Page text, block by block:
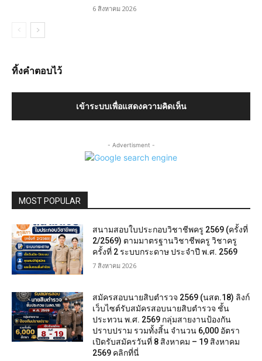
6 สิงหาคม 2026
ทิ้งคำตอบไว้
เข้าระบบเพื่อแสดงความคิดเห็น
- Advertisment -
MOST POPULAR
สนามสอบใบประกอบวิชาชีพครู 2569 (ครั้งที่
2/2569) ตามมาตรฐานวิชาชีพครู วิชาครู
ครั้งที่ 2 ระบบกระดาษ ประจำปี พ.ศ. 2569
7 สิงหาคม 2026
สมัครสอบนายสิบตำรวจ 2569 (นสต.18) ลิงก์
เว็บไซต์รับสมัครสอบนายสิบตำรวจ ชั้น
ประทวน พ.ศ. 2569 กลุ่มสายงานป้องกัน
ปราบปราม รวมทั้งสิ้น จำนวน 6,000 อัตรา
เปิดรับสมัครวันที่ 8 สิงหาคม – 19 สิงหาคม
2569 คลิกที่นี่